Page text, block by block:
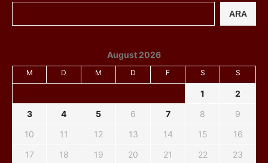
ARA
August 2026
M D M D F S S
1
2
3
4 5 6 7 8
9
10
11 12 13 14 15
16
17
18 19 20 21 22 23